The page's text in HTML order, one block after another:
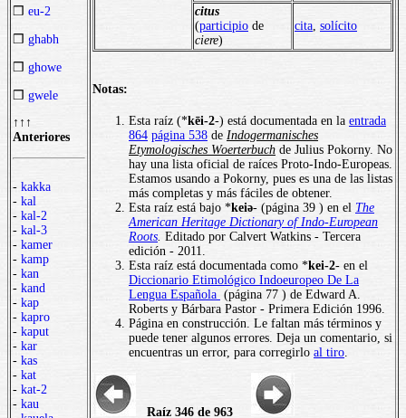
❒ eu-2
❒ ghabh
❒ ghowe
❒ gwele
↑↑↑
Anteriores
- kakka
- kal
- kal-2
- kal-3
- kamer
- kamp
- kan
- kand
- kap
- kapro
- kaput
- kar
- kas
- kat
- kat-2
- kau
citus
(participio de
ciere)
cita solícito
Notas:
Esta raíz (*kēi-2-) está documentada en la entrada
864 página 538 de Indogermanisches
Etymologisches Woerterbuch de Julius Pokorny. No
hay una lista oficial de raíces Proto-Indo-Europeas.
Estamos usando a Pokorny, pues es una de las listas
más completas y más fáciles de obtener.
Esta raíz está bajo *keiə- (página 39 ) en el The
American Heritage Dictionary of Indo-European
Roots Editado por Calvert Watkins - Tercera
edición - 2011.
Esta raíz está documentada como *kei-2- en el
Diccionario Etimológico Indoeuropeo De La
Lengua Española (página 77 ) de Edward A.
Roberts y Bárbara Pastor - Primera Edición 1996.
Página en construcción. Le faltan más términos y
puede tener algunos errores. Deja un comentario, si
encuentras un error, para corregirlo al tiro
Raíz 346 de 963